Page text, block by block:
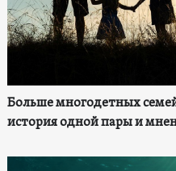
Больше многодетных
история одной пары и